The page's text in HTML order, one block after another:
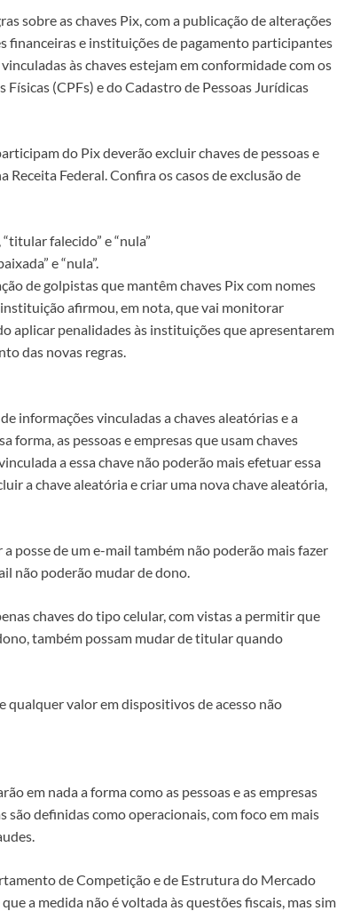
sobre as chaves Pix, com a publicação de alterações
financeiras e instituições de pagamento participantes
às chaves estejam em conformidade com os
(CPFs) e do Cadastro de Pessoas Jurídicas
do Pix deverão excluir chaves de pessoas e
Federal. Confira os casos de exclusão de
falecido” e “nula”
e “nula”.
de golpistas que mantêm chaves Pix com nomes
afirmou, em nota, que vai monitorar
aplicar penalidades às instituições que apresentarem
das novas regras.
informações vinculadas a chaves aleatórias e a
forma, as pessoas e empresas que usam chaves
a essa chave não poderão mais efetuar essa
a chave aleatória e criar uma nova chave aleatória,
posse de um e-mail também não poderão mais fazer
não poderão mudar de dono.
chaves do tipo celular, com vistas a permitir que
também possam mudar de titular quando
qualquer valor em dispositivos de acesso não
em nada a forma como as pessoas e as empresas
são definidas como operacionais, com foco em mais
de Competição e de Estrutura do Mercado
a medida não é voltada às questões fiscais, mas sim